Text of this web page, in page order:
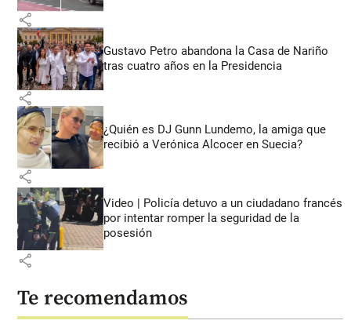
share
Gustavo Petro abandona la Casa de Nariño
tras cuatro años en la Presidencia
share
¿Quién es DJ Gunn Lundemo, la amiga que
recibió a Verónica Alcocer en Suecia?
share
Video | Policía detuvo a un ciudadano francés
por intentar romper la seguridad de la
posesión
share
Te recomendamos